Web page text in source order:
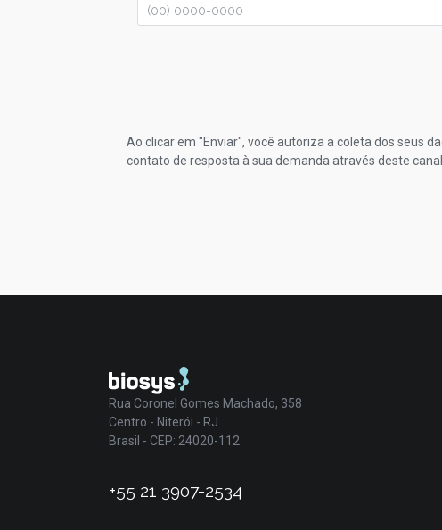
Ao clicar em "Enviar", você autoriza a coleta dos seus
contato de resposta à sua demanda através deste
Rua Coronel Gomes Machado, 358
Centro - Niterói - RJ
Brasil - CEP: 24020-112
+55 21 3907-2534